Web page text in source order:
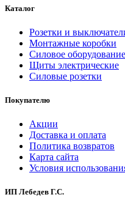
Каталог
Розетки и
Монтажные коробки
Силовое оборудование
Щиты электрические
Силовые розетки
Покупателю
Акции
Доставка и оплата
Политика возвратов
Карта сайта
Условия
ИП Лебедев Г.С.